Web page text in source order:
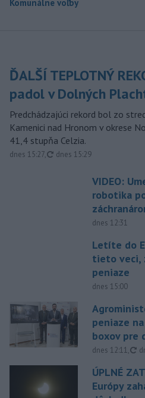
Komunálne voľby
ĎALŠÍ TEPLOTNÝ
padol v Dolných
Predchádzajúci rekord bol zo
Kamenici nad Hronom v okrese
41,4 stupňa Celzia.
dnes 15:27, aktualizované
dnes 15:29
VIDEO:
robotika
dnes 12:31
Letíte do
tieto veci,
peniaze
dnes 15:00
peniaze
boxov pre
dnes 12:11,
ÚPLNÉ
Európy